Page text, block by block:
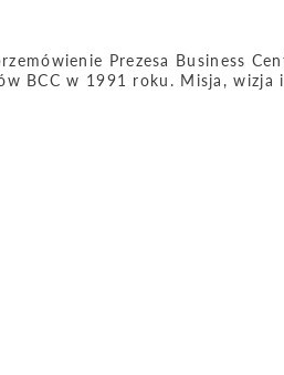
Prezesa Business
BCC w 1991 roku. Misja,